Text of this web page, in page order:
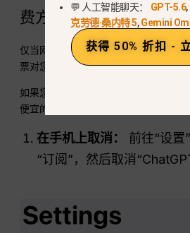
费方式
仅当网页结账显示的总金额较低，或
票对您的记录更有用时，才使用此选项
如果您目前通过 App Store 支付，请
便宜的网络账单：
在手机上取消：
前往“设
“订阅”，然后取消
💬 人工智能聊天： GPT-5.6,
克劳德·桑内特 5,Gemini
获得 50% 折扣 -